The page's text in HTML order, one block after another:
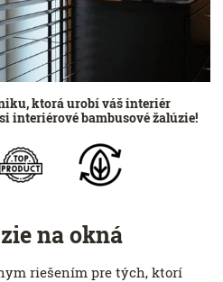
ktorá urobí váš interiér
interiérové bambusové žalúzie!
na okná
riešením pre tých, ktorí